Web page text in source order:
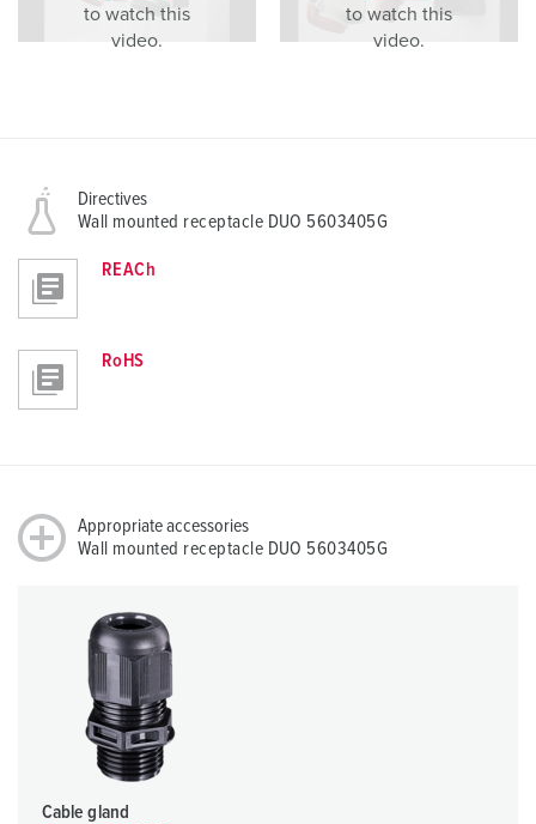
to watch this
video.
to watch this
video.
Directives
Wall mounted receptacle DUO 5603405G
REACh
RoHS
Appropriate accessories
Wall mounted receptacle DUO 5603405G
Cable gland